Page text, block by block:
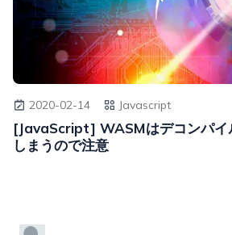
2020-02-14 Javascript
[JavaScript] WASMはデコンパイ
しまうので注意